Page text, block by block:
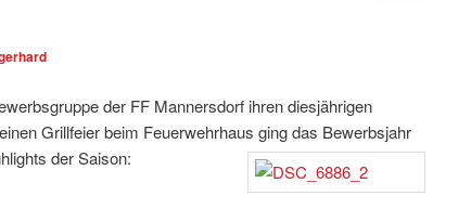
der FF Mannersdorf ihren diesjährigen
Grillfeier beim Feuerwehrhaus ging das Bewerbsjahr
der Saison: